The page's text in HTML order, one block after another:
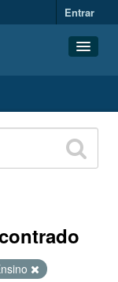
Entrar